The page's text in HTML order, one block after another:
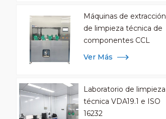
Máquinas de extracción
de limpieza técnica de
componentes CCL
Ver Más
Laboratorio de limpieza
técnica VDA19.1 e ISO
16232